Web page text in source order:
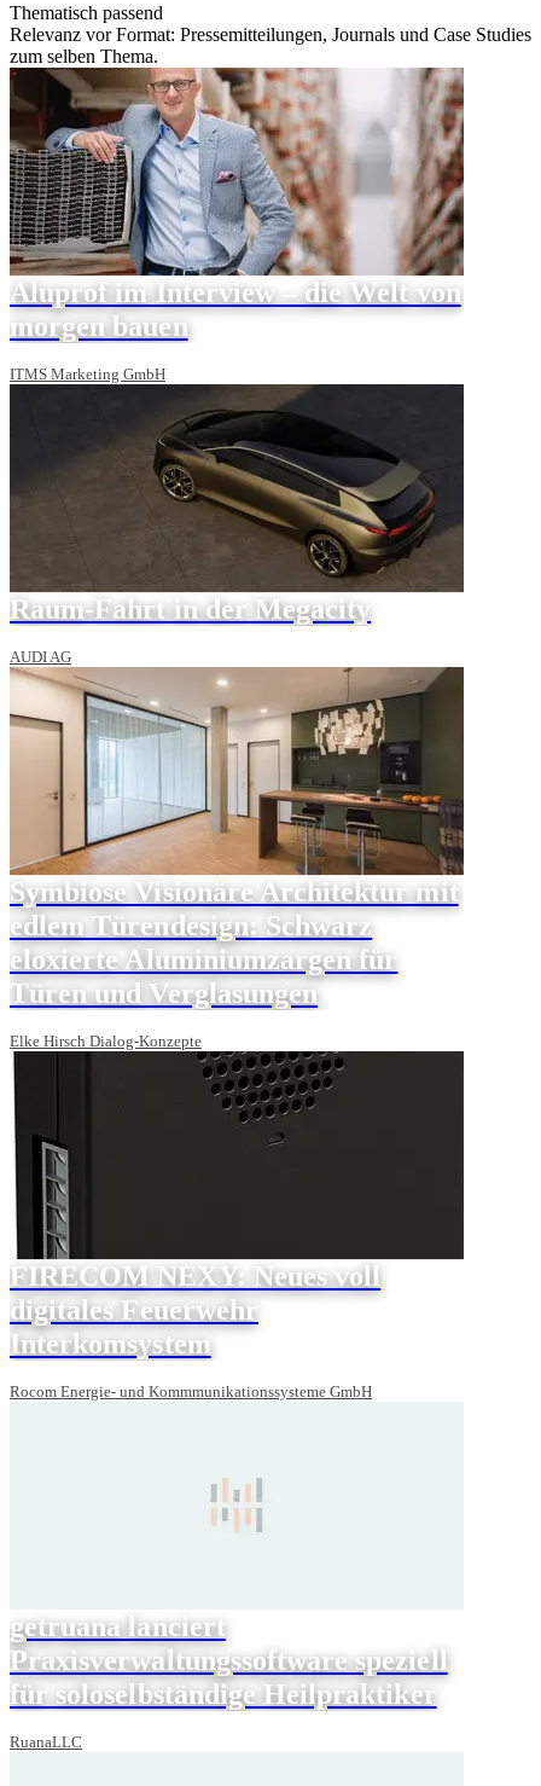
Thematisch passend
Relevanz vor Format: Pressemitteilungen, Journals und Case Studies
zum selben Thema.
Aluprof im Interview – die Welt von
morgen bauen
ITMS Marketing GmbH
Raum-Fahrt in der Megacity
AUDI AG
Symbiose Visionäre Architektur mit
edlem Türendesign: Schwarz
eloxierte Aluminiumzargen für
Türen und Verglasungen
Elke Hirsch Dialog-Konzepte
FIRECOM NEXY: Neues voll
digitales Feuerwehr
Interkomsystem
Rocom Energie- und Kommmunikationssysteme GmbH
getruana lanciert
Praxisverwaltungssoftware speziell
für soloselbständige Heilpraktiker
RuanaLLC